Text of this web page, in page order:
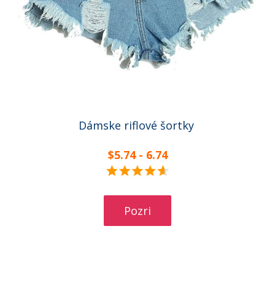
Dámske riflové šortky
$5.74 - 6.74
Pozri